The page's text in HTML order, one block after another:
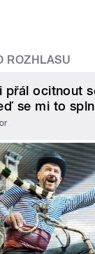
ROZHLASU
přál ocitnout
se mi to